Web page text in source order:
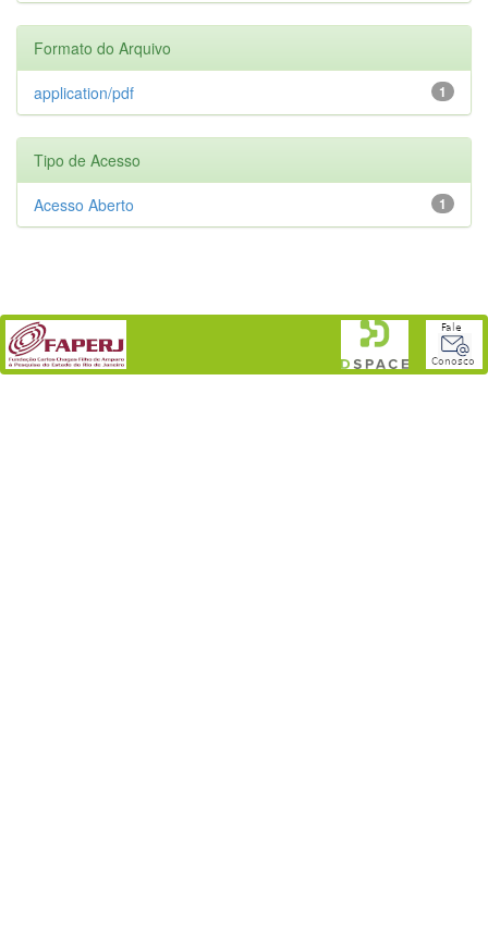
Formato do Arquivo
1
application/pdf
Tipo de Acesso
1
Acesso Aberto